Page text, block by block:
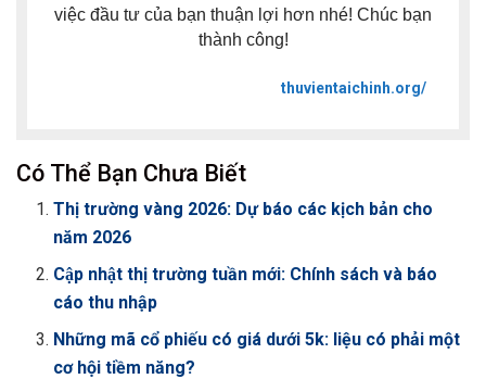
việc đầu tư của bạn thuận lợi hơn nhé! Chúc bạn
thành công!
thuvientaichinh.org/
Có Thể Bạn Chưa Biết
Thị trường vàng 2026: Dự báo các kịch bản cho
năm 2026
Cập nhật thị trường tuần mới: Chính sách và báo
cáo thu nhập
Những mã cổ phiếu có giá dưới 5k: liệu có phải một
cơ hội tiềm năng?